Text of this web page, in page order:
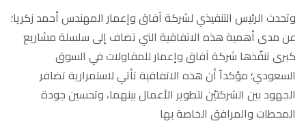
وتحدث الرئيس التنفيذي لشركة آفاق وإعمار المهندس أحمد زكريا؛
عن مدى أهمية هذه الاتفاقية التي تضاف إلى سلسلة مشاريع
كبرى تنفّذها شركة آفاق وإعمار للمقاولات في السوق
السعودي؛ مؤكداً أن هذه الاتفاقية تأتي لاستمرارية تضافر
الجهود بين الشركتيْن لتطوير الأعمال بينهما، وتحسين جودة
المحطات والمرافق الخاصة بها